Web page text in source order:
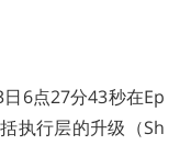
6点27分43秒在Ep
执行层的升级（Sh